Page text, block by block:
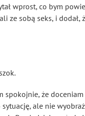
wprost, co bym
ze sobą seks, i dodał,
spokojnie, że
ale nie